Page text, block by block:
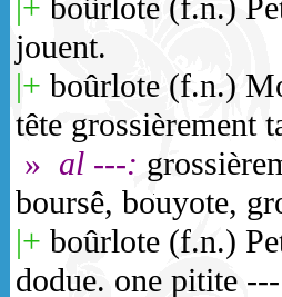
|+ boûrlote (f.n.)
jouent.
|+ boûrlote (f.n.)
tête grossièrement
» al ---:
boursê, bouyote,
|+ boûrlote (f.n.)
dodue. one pitite ---